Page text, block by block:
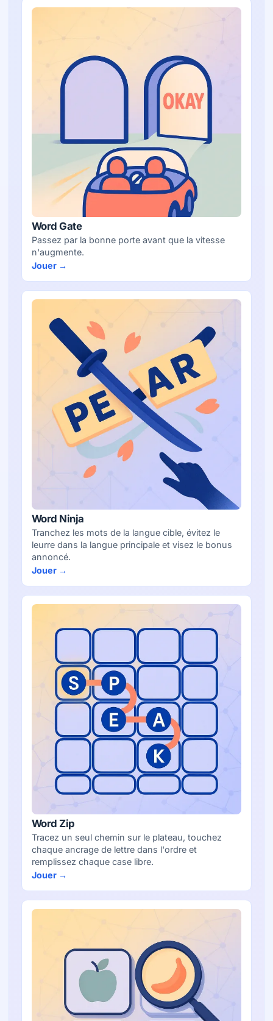
Word Gate
Passez par la bonne porte avant que la vitesse
n'augmente.
Jouer →
Word Ninja
Tranchez les mots de la langue cible, évitez le
leurre dans la langue principale et visez le bonus
annoncé.
Jouer →
Word Zip
Tracez un seul chemin sur le plateau, touchez
chaque ancrage de lettre dans l'ordre et
remplissez chaque case libre.
Jouer →